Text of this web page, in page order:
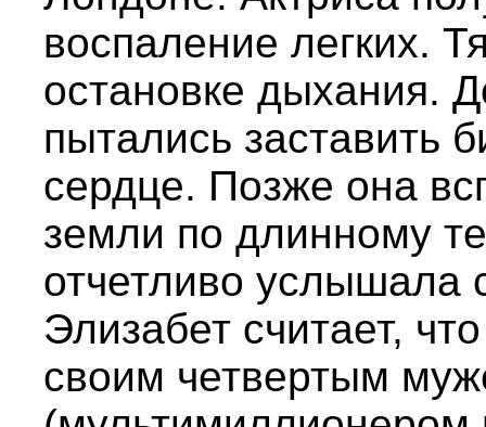
воспаление легких.
остановке дыхания.
пытались заставить
сердце. Позже она
земли по длинному
отчетливо услышала
Элизабет считает,
своим четвертым